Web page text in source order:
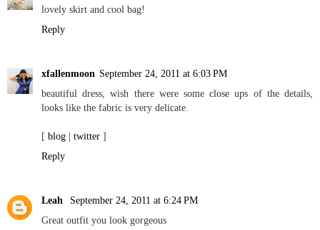
lovely skirt and cool bag!
Reply
xfallenmoon September 24, 2011 at 6:03 PM
beautiful dress, wish there were some close ups of the details,
looks like the fabric is very delicate.
[ blog | twitter ]
Reply
Leah
September 24, 2011 at 6:24 PM
Great outfit you look gorgeous